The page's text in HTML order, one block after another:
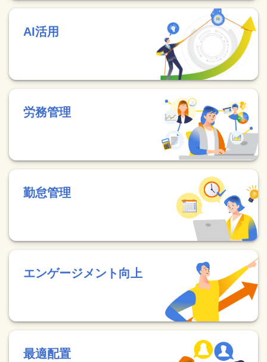
AI活用
労務管理
勤怠管理
エンゲージメント向上
最適配置